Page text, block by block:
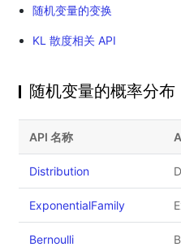
随机变量的变换
KL 散度相关 API
随机变量的概率分布
API 名称
Distribution
ExponentialFamily
Bernoulli